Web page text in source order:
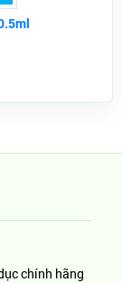
chính hãng